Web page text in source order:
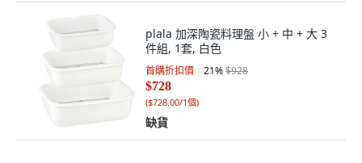
plala 加深陶瓷料理盤 小 + 中 + 大 3
件組, 1套, 白色
首購折扣價 21%$928
$728
($728.00/1個)
缺貨